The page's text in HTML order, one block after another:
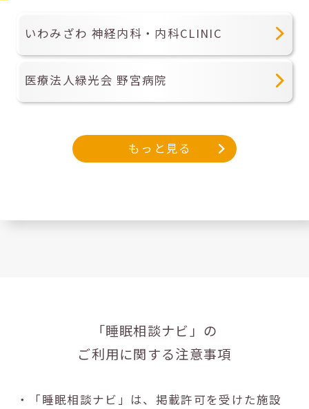
いわみざわ 神経内科・内科CLINIC
医療法人緑光会 野宮病院
もっと見る
「睡眠相談ナビ」の
ご利用に関する注意事項
・「睡眠相談ナビ」は、掲載許可を受けた施設